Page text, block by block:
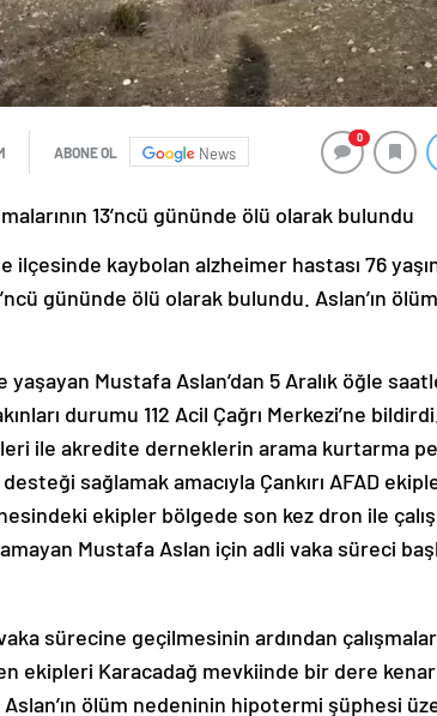
ABONE OL News
0
13’ncü gününde ölü olarak bulundu
ilçesinde kaybolan alzheimer hastası 76
gününde ölü olarak bulundu. Aslan’ın
Mustafa Aslan’dan 5 Aralık öğle
durumu 112 Acil Çağrı Merkezi’ne
ile akredite derneklerin arama kurtarma
sağlamak amacıyla Çankırı AFAD
ekipler bölgede son kez dron ile
Mustafa Aslan için adli vaka süreci
sürecine geçilmesinin ardından
ekipleri Karacadağ mevkiinde bir dere
Aslan’ın ölüm nedeninin hipotermi şüphesi